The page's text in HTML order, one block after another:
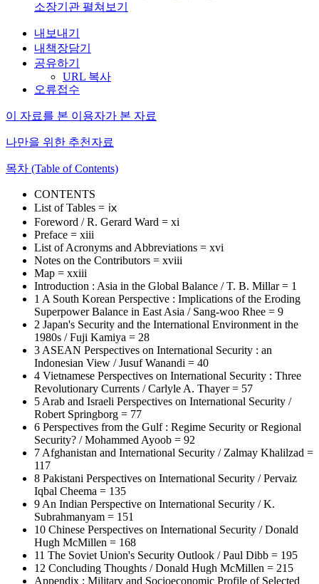
소장기관 펼쳐보기
내보내기
내책장담기
공유하기
URL 복사
오류접수
이 자료를 본 이용자가 본 자료
나만을 위한 추천자료
목차 (Table of Contents)
CONTENTS
List of Tables = ⅸ
Foreword / R. Gerard Ward = xi
Preface = xiii
List of Acronyms and Abbreviations = xvi
Notes on the Contributors = xviii
Map = xxiii
Introduction : Asia in the Global Balance / T. B. Millar = 1
1 A South Korean Perspective : Implications of the Eroding
Superpower Balance in East Asia / Sang-woo Rhee = 9
2 Japan's Security and the International Environment in the
1980s / Fuji Kamiya = 28
3 ASEAN Perspectives on International Security : an
Indonesian View / Jusuf Wanandi = 40
4 Vietnamese Perspectives on International Security : Three
Revolutionary Currents / Carlyle A. Thayer = 57
5 Arab and Israeli Perspectives on International Security /
Robert Springborg = 77
6 Perspectives from the Gulf : Regime Security or Regional
Security? / Mohammed Ayoob = 92
7 Afghanistan and International Security / Zalmay Khalilzad =
117
8 Pakistani Perspectives on International Security / Pervaiz
Iqbal Cheema = 135
9 An Indian Perspective on International Security / K.
Subrahmanyam = 151
10 Chinese Perspectives on International Security / Donald
Hugh McMillen = 168
11 The Soviet Union's Security Outlook / Paul Dibb = 195
12 Concluding Thoughts / Donald Hugh McMillen = 215
Appendix : Military and Socioeconomic Profile of Selected